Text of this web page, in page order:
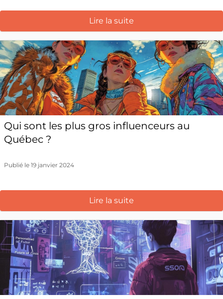
Lire la suite
Qui sont les plus gros influenceurs au
Québec ?
Publié le 19 janvier 2024
Lire la suite